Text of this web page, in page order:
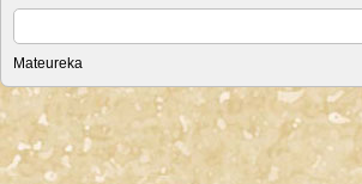
Mateureka